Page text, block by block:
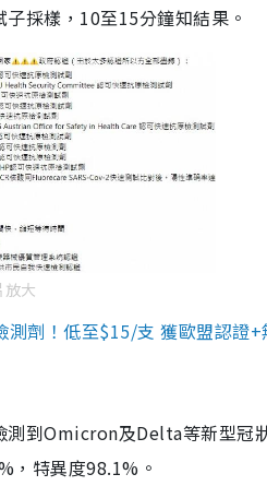
採樣，10至15分鐘知結果。
放大
劑！低至$15/支 獲歐盟認證+
到Omicron及Delta等新型冠
，特異度98.1%。